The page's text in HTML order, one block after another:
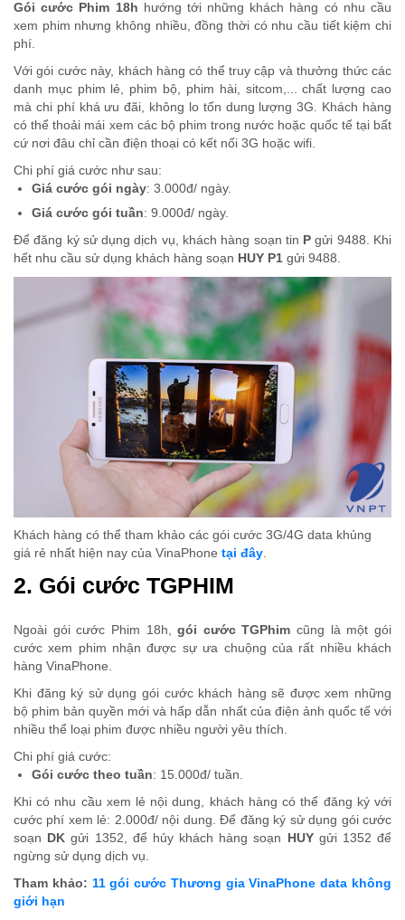
Gói cước Phim 18h hướng tới những khách hàng có nhu cầu
xem phim nhưng không nhiều, đồng thời có nhu cầu tiết kiệm chi
phí.
Với gói cước này, khách hàng có thể truy cập và thưởng thức các
danh mục phim lẻ, phim bộ, phim hài, sitcom,... chất lượng cao
mà chi phí khá ưu đãi, không lo tốn dung lượng 3G. Khách hàng
có thể thoải mái xem các bộ phim trong nước hoặc quốc tế tại bất
cứ nơi đâu chỉ cần điện thoại có kết nối 3G hoặc wifi.
Chi phí giá cước như sau:
Giá cước gói ngày: 3.000đ/ ngày.
Giá cước gói tuần: 9.000đ/ ngày.
Để đăng ký sử dụng dịch vụ, khách hàng soạn tin P gửi 9488. Khi
hết nhu cầu sử dụng khách hàng soạn HUY P1 gửi 9488.
Khách hàng có thể tham khảo các gói cước 3G/4G data khủng
giá rẻ nhất hiện nay của VinaPhone tại đây.
2. Gói cước TGPHIM
Ngoài gói cước Phim 18h,gói cước TGPhim cũng là một gói
cước xem phim nhận được sự ưa chuộng của rất nhiều khách
hàng VinaPhone.
Khi đăng ký sử dụng gói cước khách hàng sẽ được xem những
bộ phim bản quyền mới và hấp dẫn nhất của điện ảnh quốc tế với
nhiều thể loại phim được nhiều người yêu thích.
Chi phí giá cước:
Gói cước theo tuần: 15.000đ/ tuần.
Khi có nhu cầu xem lẻ nội dung, khách hàng có thể đăng ký với
cước phí xem lẻ: 2.000đ/ nội dung. Để đăng ký sử dụng gói cước
soạn
DK gửi 1352, để hủy khách hàng soạn HUYgửi 1352 để
ngừng sử dụng dịch vụ.
Tham khảo: 11 gói cước Thương gia VinaPhone data không
giới hạn